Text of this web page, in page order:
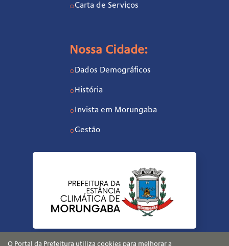
○Carta de Serviços
Nossa Cidade:
○Dados Demográficos
○História
○Invista em Morungaba
○Gestão
O Portal da Prefeitura utiliza cookies para melhorar a